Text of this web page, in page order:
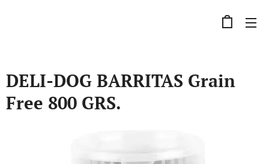
DELI-DOG BARRITAS Grain
Free 800 GRS.